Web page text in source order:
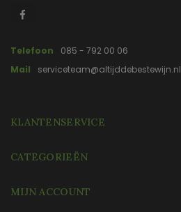
Telefoon
085 - 792 00 06
Mail
serviceteam@altijddebestewijn.nl
KLANTENSERVICE
CATEGORIEËN
MIJN ACCOUNT